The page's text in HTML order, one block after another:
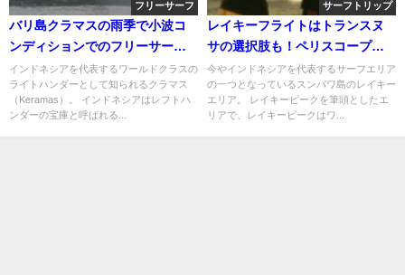
フリーサーフ
バリ島クラマスの雨季で小波コ
ンディションでのフリーサーフ
ィン動画
インドネシアを代表するワールドクラスの
ライトハンダーとして知られるクラマス
（Keramas）。 インドネシアはレフトハ
ンダーの宝庫と呼ばれる...
サーフトリップ
レイキーフライトはトランスヌ
サの選択肢も！ペリスコープで
のフリーサーフ動画
今やインドネシアを代表するサーフエリア
の一つとなっているスンバワ島のレイキー
エリア。 レイキーピークを筆頭としたエ
リアで、レイキーピークはワ...